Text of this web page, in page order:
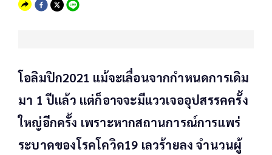
โอลิมปิก2021 แม้จะเลื่อนจากกำหนดการเดิม
มา 1 ปีแล้ว แต่ก็อาจจะมีแววเจออุปสรรคครั้ง
ใหญ่อีกครั้ง เพราะหากสถานการณ์การแพร่
ระบาดของโรคโควิด19 เลวร้ายลง จำนวนผู้